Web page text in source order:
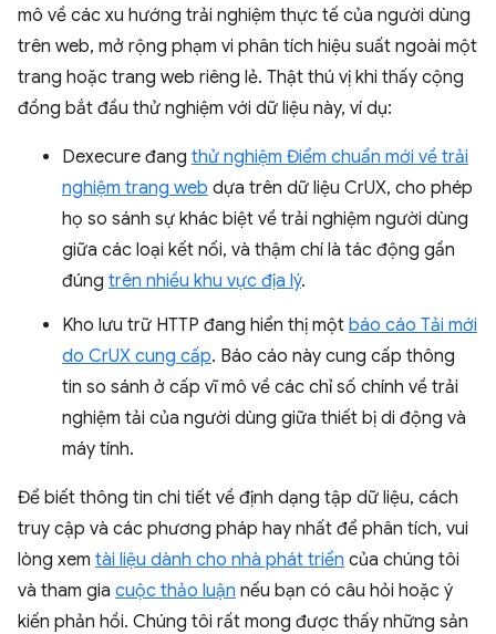
mô về các xu hướng trải nghiệm thực tế của người dùng
trên web, mở rộng phạm vi phân tích hiệu suất ngoài một
trang hoặc trang web riêng lẻ. Thật thú vị khi thấy cộng
đồng bắt đầu thử nghiệm với dữ liệu này, ví dụ:
Dexecure đang thử nghiệm Điểm chuẩn mới về trải
nghiệm trang web dựa trên dữ liệu CrUX, cho phép
họ so sánh sự khác biệt về trải nghiệm người dùng
giữa các loại kết nối, và thậm chí là tác động gần
đúng trên nhiều khu vực địa lý.
Kho lưu trữ HTTP đang hiển thị một báo cáo Tải mới
do CrUX cung cấp. Báo cáo này cung cấp thông
tin so sánh ở cấp vĩ mô về các chỉ số chính về trải
nghiệm tải của người dùng giữa thiết bị di động và
máy tính.
Để biết thông tin chi tiết về định dạng tập dữ liệu, cách
truy cập và các phương pháp hay nhất để phân tích, vui
lòng xem tài liệu dành cho nhà phát triển của chúng tôi
và tham gia cuộc thảo luận nếu bạn có câu hỏi hoặc ý
kiến phản hồi. Chúng tôi rất mong được thấy những sản